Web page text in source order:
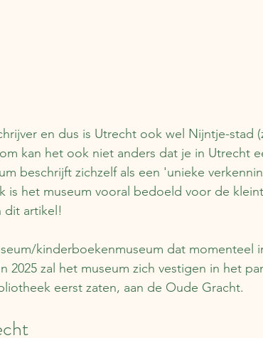
en dus is Utrecht ook wel Nijntje-stad
kan het ook niet anders dat je in Utrecht
beschrijft zichzelf als een 'unieke
is het museum vooral bedoeld voor de
dit artikel!
kinderboekenmuseum dat momenteel
2025 zal het museum zich vestigen in het
eerst zaten, aan de Oude Gracht.